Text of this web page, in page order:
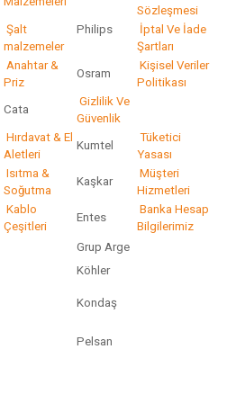
Sözleşmesi
Şalt
malzemeler
Philips
İptal Ve İade
Şartları
Anahtar &
Priz
Osram
Kişisel Veriler
Politikası
Cata
Gizlilik Ve
Güvenlik
Hırdavat & El
Aletleri
Kumtel
Tüketici
Yasası
Isıtma &
Soğutma
Kaşkar
Müşteri
Hizmetleri
Kablo
Çeşitleri
Entes
Banka Hesap
Bilgilerimiz
Grup Arge
Köhler
Kondaş
Pelsan